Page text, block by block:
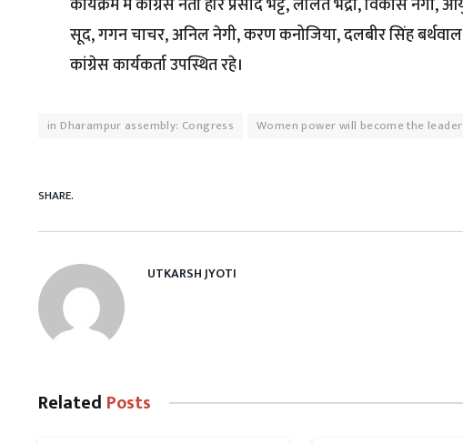
सूद, गगन चाचर, अनिल नेगी, करण कनोजिया, दलबीर सिंह
कांग्रेस कार्यकर्ता उपस्थित रहे।
in Dharampur assembly: Congress Women power will become the
SHARE.
UTKARSH JYOTI
Related Posts